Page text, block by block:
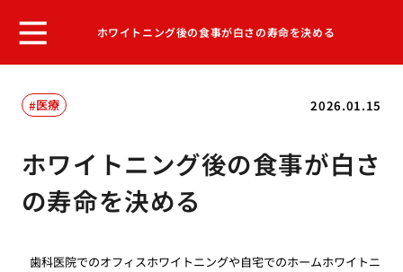
ホワイトニング後の食事が白さの寿命を決める
2026.01.15
医療
ホワイトニング後の食事が白さ
の寿命を決める
歯科医院でのオフィスホワイトニングや自宅でのホームホワイトニ